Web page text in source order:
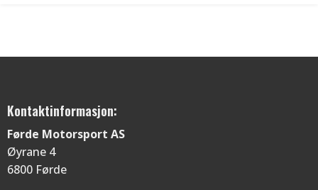
Kontaktinformasjon:
Førde Motorsport AS
Øyrane 4
6800 Førde